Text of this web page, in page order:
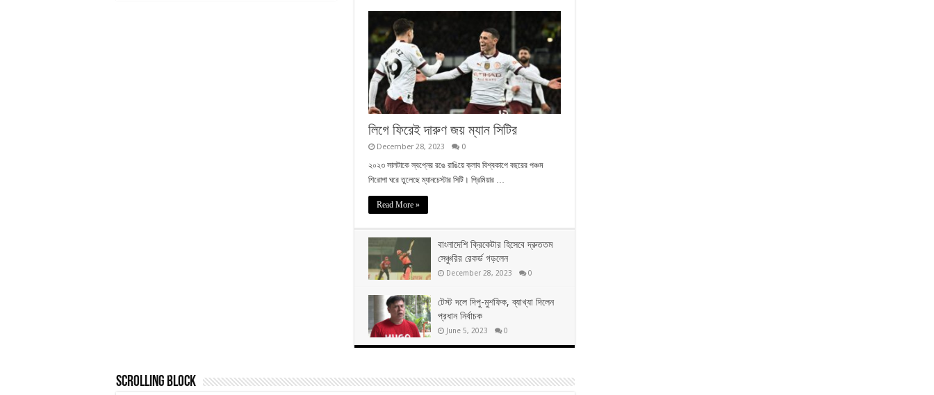
লিগে ফিরেই দারুণ জয় ম্যান সিটির
December 28, 2023 0
২০২৩ সালটাকে স্বপ্নের রঙে রাঙিয়ে ক্লাব বিশ্বকাপে বছরের পঞ্চম
শিরোপা ঘরে তুলেছে ম্যানচেস্টার সিটি। প্রিমিয়ার …
Read More »
বাংলাদেশি ক্রিকেটার হিসেবে দ্রুততম
সেঞ্চুরির রেকর্ড গড়লেন
December 28, 2023 0
টেস্ট দলে দিপু-মুশফিক, ব্যাখ্যা দিলেন
প্রধান নির্বাচক
June 5, 2023 0
Scrolling Block